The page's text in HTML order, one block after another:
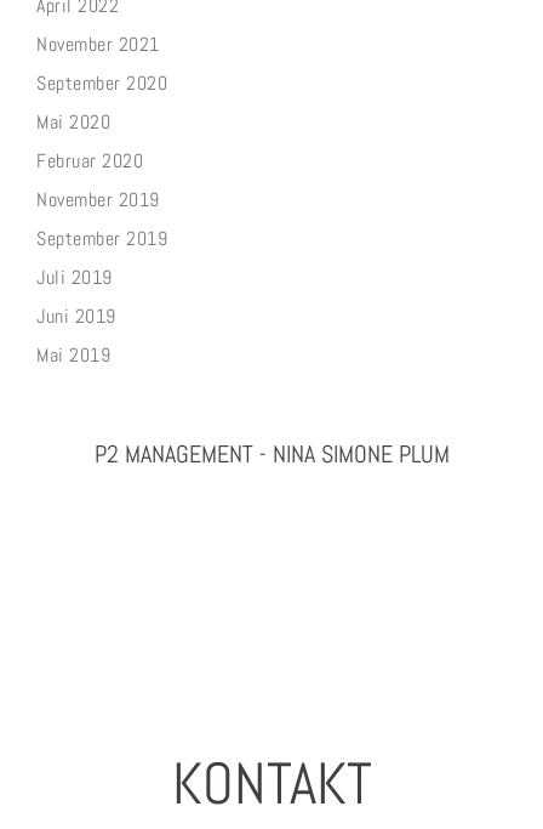
April 2022
November 2021
September 2020
Mai 2020
Februar 2020
November 2019
September 2019
Juli 2019
Juni 2019
Mai 2019
P2 MANAGEMENT - NINA SIMONE PLUM
KONTAKT